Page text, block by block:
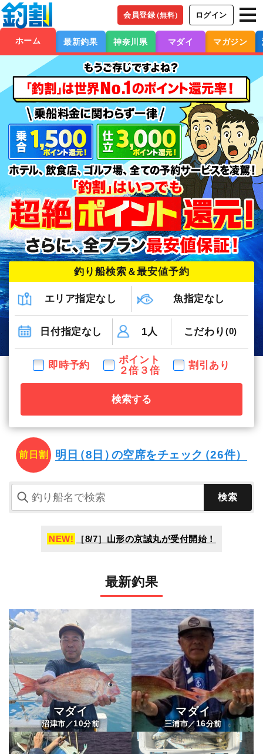
会員登録（無料） ログイン
ホーム 最新釣果 神奈川県 マダイ マガジン
釣り船検索 ＆最安値予約
エリア指定なし 魚指定なし
日付指定なし 1人 こだわり (0)
即時予約
ポイント
２倍３倍
割引あり
検索する
前日割 明日（8日）の空席をチェック（26件）
検索
NEW! ［8/7］山形の京誠丸が受付開始！
最新釣果
マダイ
沼津市／10分前
マダイ
三浦市／ 16分前